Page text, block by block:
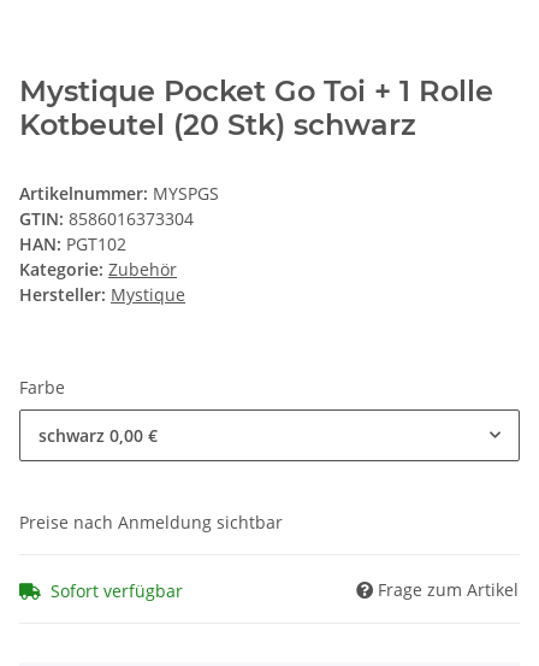
Mystique Pocket Go Toi + 1 Rolle
Kotbeutel (20 Stk) schwarz
Artikelnummer: MYSPGS
GTIN: 8586016373304
HAN: PGT102
Kategorie: Zubehör
Hersteller: Mystique
Farbe
schwarz 0,00 €
Preise nach Anmeldung sichtbar
Sofort verfügbar Frage zum Artikel